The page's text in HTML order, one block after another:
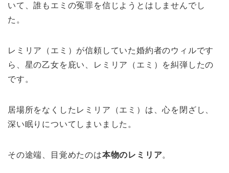
いて、誰もエミの冤罪を信じようとはしませんでし
た。
レミリア（エミ）が信頼していた婚約者のウィルです
ら、星の乙女を庇い、レミリア（エミ）を糾弾したの
です。
居場所をなくしたレミリア（エミ）は、心を閉ざし、
深い眠りについてしまいました。
その途端、目覚めたのは本物のレミリア。